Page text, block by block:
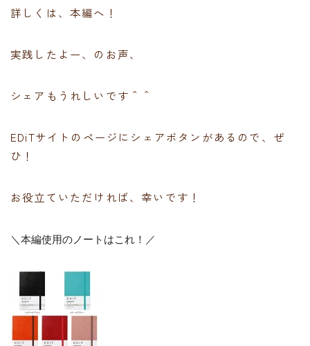
詳しくは、本編へ！
実践したよー、のお声、
シェアもうれしいです＾＾
EDiTサイトのページにシェアボタンがあるので、ぜ
ひ！
お役立ていただければ、幸いです！
＼本編使用のノートはこれ！ ／